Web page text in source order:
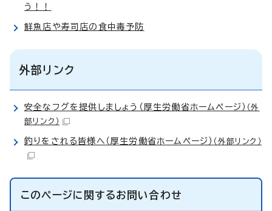
う！！
鮮魚店や寿司店の食中毒予防
外部リンク
安全なフグを提供しましょう（厚生労働省ホームページ） （外
部リンク）
釣りをされる皆様へ（厚生労働省ホームページ） （外部リンク）
このページに関するお問い合わせ